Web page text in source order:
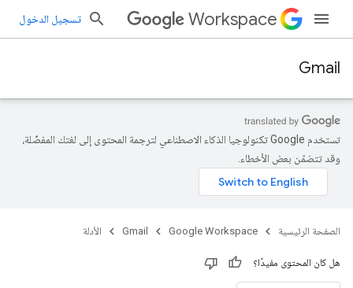
Workspace تسجيل الدخول
Gmail
تستخدم Google تكنولوجيا الذكاء الاصطناعي لترجمة المحتوى إلى لغتك المفضّلة،
وقد تتضمّن بعض الأخطاء.
الصفحة الرئيسية Google Workspace
Gmail الأدلة
هل كان المحتوى مفيدًا؟